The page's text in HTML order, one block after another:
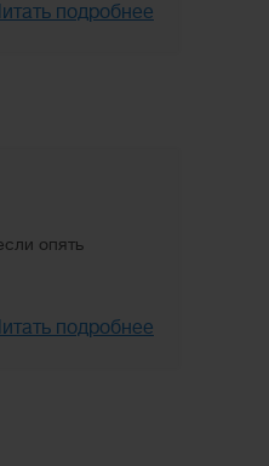
подробнее
опять
подробнее